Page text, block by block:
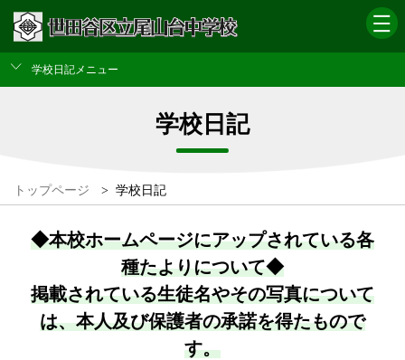
学校日記メニュー
学校日記
トップページ > 学校日記
◆本校ホームページにアップされている各
種たよりについて◆
掲載されている生徒名やその写真について
は、本人及び保護者の承諾を得たもので
す。